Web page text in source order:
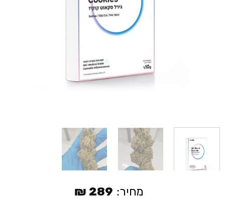
מחיר: 289
₪